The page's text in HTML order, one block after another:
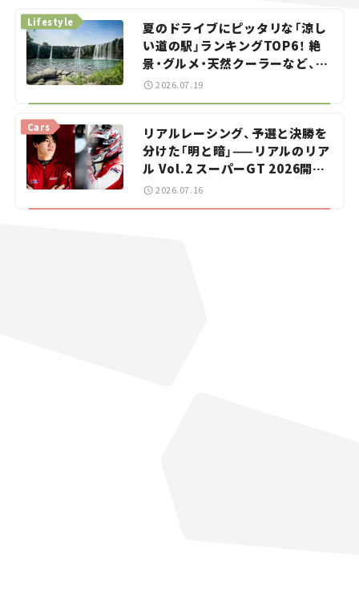
夏のドライブにピッタリな「涼し
い道の駅」ランキングTOP6！ 絶
景・グルメ・天然クーラーなど、避
暑におすすめのスポットを紹介
Lifestyle
2026.07.19
リアルレーシング、予選と決勝を
分けた「明と暗」——リアルのリア
ル Vol.2 スーパーGT 2026開幕
戦 岡山国際サーキット
Cars
2026.07.16